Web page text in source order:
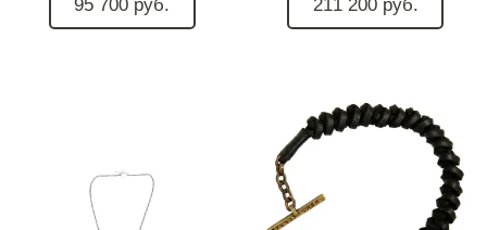
95 700 руб. 211 200 руб.